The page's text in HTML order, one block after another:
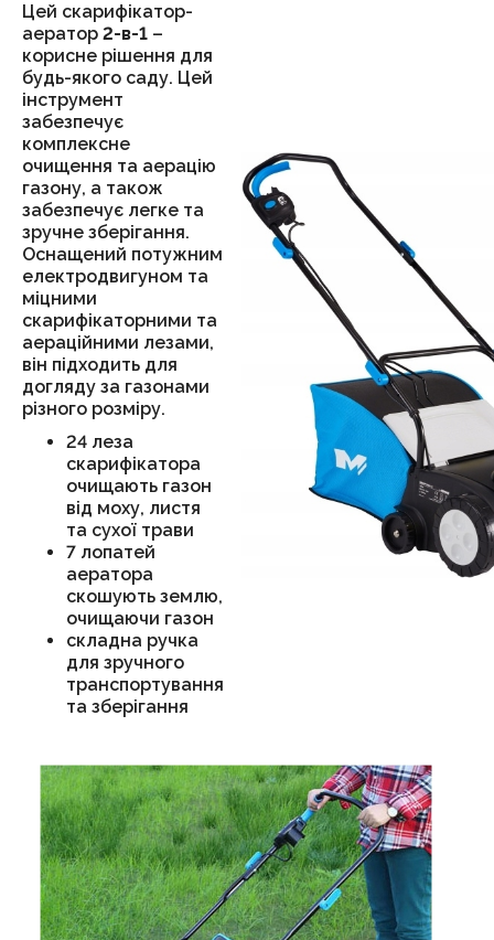
Цей скарифікатор-
аератор 2-в-1 –
корисне рішення для
будь-якого саду. Цей
інструмент
забезпечує
комплексне
очищення та аерацію
газону, а також
забезпечує легке та
зручне зберігання.
Оснащений потужним
електродвигуном та
міцними
скарифікаторними та
аераційними лезами,
він підходить для
догляду за газонами
різного розміру.
24 леза
скарифікатора
очищають газон
від моху, листя
та сухої трави
7 лопатей
аератора
скошують землю,
очищаючи газон
складна ручка
для зручного
транспортування
та зберігання